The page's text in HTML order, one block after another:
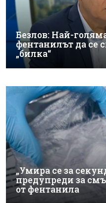
Безлов: Най-
фентанилът да се
„билка“
„Умира се за
предупреди за
от фентанила